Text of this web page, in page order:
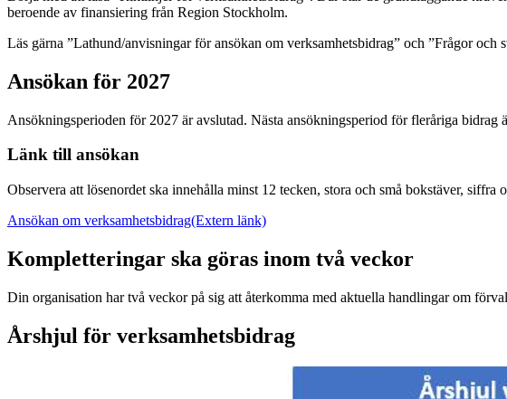
beroende av finansiering från Region Stockholm.
Läs gärna ”Lathund/anvisningar för ansökan om verksamhetsbidrag” och ”Frågor
Ansökan för 2027
Ansökningsperioden för 2027 är avslutad. Nästa ansökningsperiod för fleråriga bidrag
Länk till ansökan
Observera att lösenordet ska innehålla minst 12 tecken, stora och små bokstäver, siffra
Ansökan om verksamhetsbidrag(Extern länk)
Kompletteringar ska göras inom två veckor
Din organisation har två veckor på sig att återkomma med aktuella handlingar om
Årshjul för verksamhetsbidrag